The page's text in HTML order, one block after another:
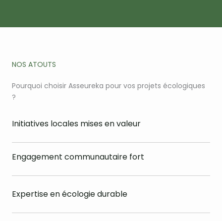
NOS ATOUTS
Pourquoi choisir Asseureka pour vos projets écologiques
?
Initiatives locales mises en valeur
Engagement communautaire fort
Expertise en écologie durable